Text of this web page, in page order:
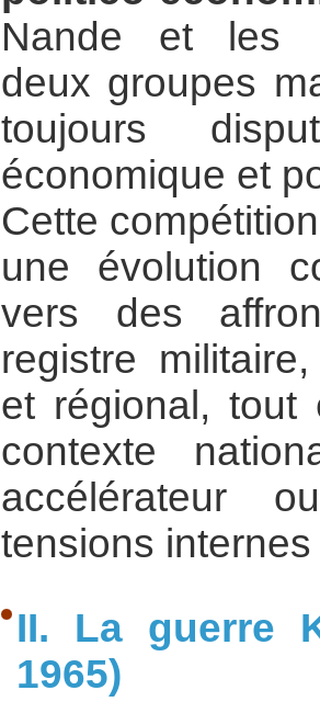
Nande et les
deux groupes
toujours
économique et
Cette
une évolution
vers des
registre
et régional, tout
contexte
accélérateur
tensions
II. La guerre
1965)